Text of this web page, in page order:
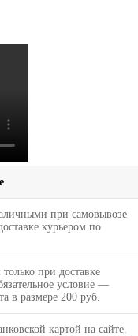
при самовывозе
курьером по
при доставке
условие —
в размере 200 руб.
картой на сайте.